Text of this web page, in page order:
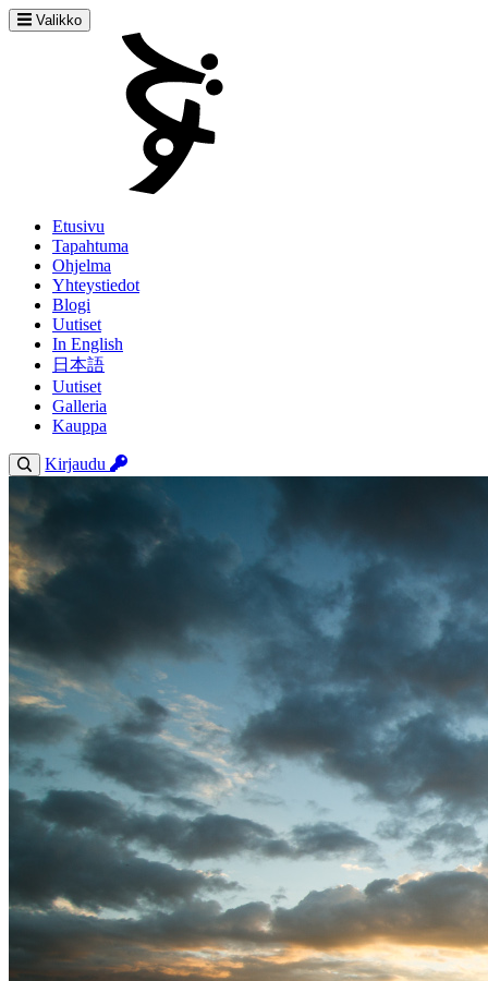
Valikko
Etusivu
Tapahtuma
Ohjelma
Yhteystiedot
Blogi
Uutiset
In English
日本語
Uutiset
Galleria
Kauppa
Kirjaudu